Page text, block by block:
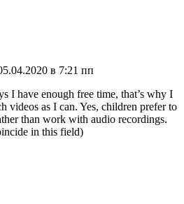
в 7:21 пп
I have enough free time, that’s why I
videos as I can. Yes, children prefer to
than work with audio recordings.
in this field)